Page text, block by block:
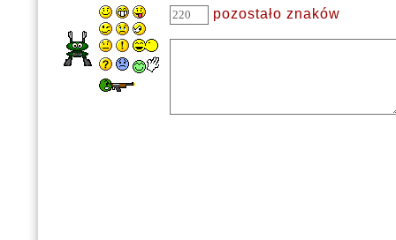
pozostało znaków